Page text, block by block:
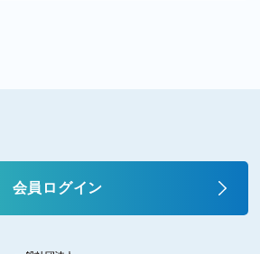
会員ログイン